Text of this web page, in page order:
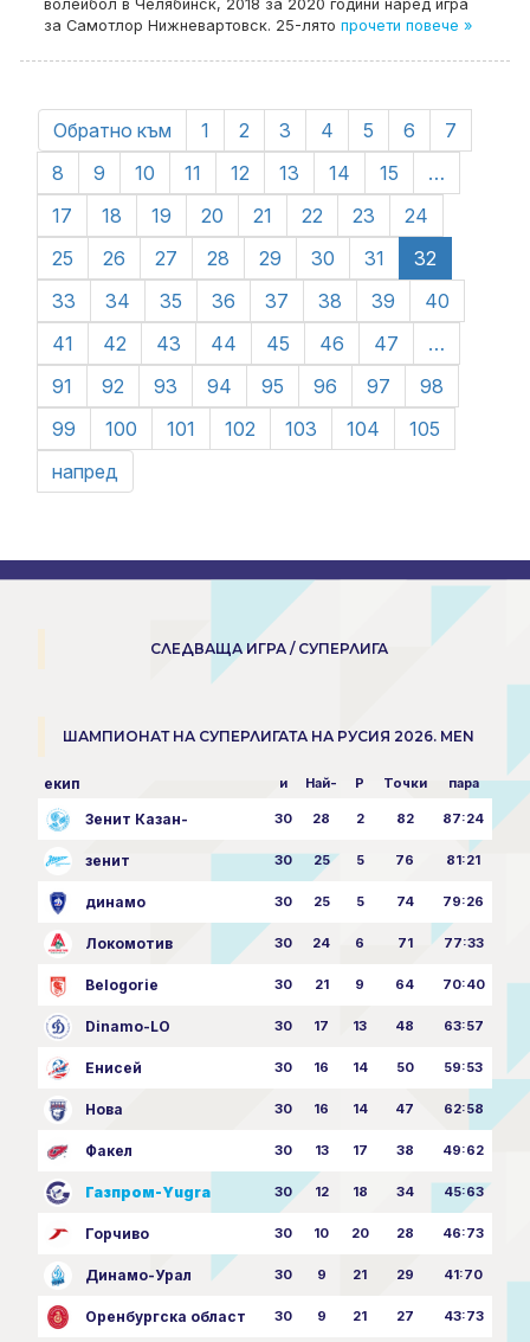
волейбол в Челябинск, 2018 за 2020 години наред игра
за Самотлор Нижневартовск. 25-лято прочети повече »
Обратно към 1 2 3 4 5 6
7
8
9 10 11 12 13 14 15
…
17
18 19 20 21 22 23
24
25
26 27 28 29 30 31
32
33
34 35 36 37 38 39
40
41
42 43 44 45 46 47
…
91
92 93 94 95 96 97
98
99
100 101 102 103 104
105
напред
СЛЕДВАЩА ИГРА / СУПЕРЛИГА
ШАМПИОНАТ НА СУПЕРЛИГАТА НА РУСИЯ 2026. MEN
екип и Най- P Точки пара
Зенит Казан- 30 28 2 82 87:24
зенит 30 25 5 76 81:21
динамо 30 25 5 74 79:26
Локомотив 30 24 6 71 77:33
Belogorie 30 21 9 64 70:40
Dinamo-LO 30 17 13 48 63:57
Енисей 30 16 14 50 59:53
Нова 30 16 14 47 62:58
Факел 30 13 17 38 49:62
Газпром-Yugra 30 12 18 34 45:63
Горчиво 30 10 20 28 46:73
Динамо-Урал 30 9 21 29 41:70
Оренбургска област 30 9 21 27 43:73